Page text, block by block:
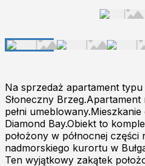
Na sprzedaż apartament typu
Słoneczny
pełni
Diamond Bay.Obiekt to
położony w północnej części
nadmorskiego kurortu w
Ten wyjątkowy zakątek